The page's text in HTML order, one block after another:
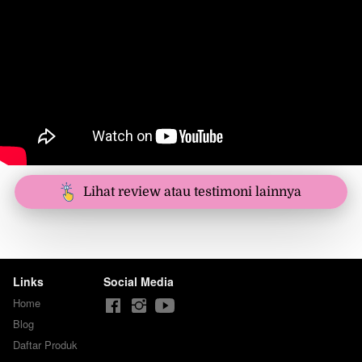
` Lihat review atau testimoni lainnya
Links
Home
Blog
Daftar Produk
Social Media